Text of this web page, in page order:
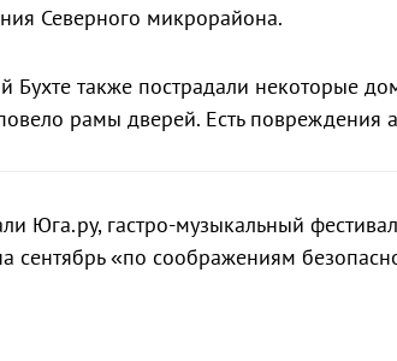
Северного микрорайона.
Бухте также пострадали некоторые
рамы дверей. Есть повреждения
Юга.ру, гастро-музыкальный
сентябрь «по соображениям